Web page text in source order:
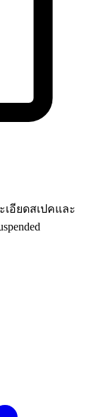
อียดสเปคและ